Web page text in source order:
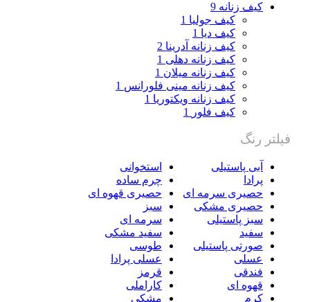
کیف زنانه 9
کیف جولیا 1
کیف دیا 1
کیف زنانه آدرینا 2
کیف زنانه دهلی 1
کیف زنانه میلان 1
کیف زنانه مینی فلورانس 1
کیف زنانه ویکتوریا 1
کیف فلور 1
فیلتر رنگ
آبی پاستیلی
استخوانی
پرادا
چرم ساده
حصیری سرمه ای
حصیری قهوه ای
حصیری مشکی
سبز
سبز پاستیلی
سرمه ای
سفید
سفید مشکی
صورتی پاستیلی
طوسی
عسلی
عسلی پرادا
فندقی
قرمز
قهوه ای
کاراملی
کرم
مشکی